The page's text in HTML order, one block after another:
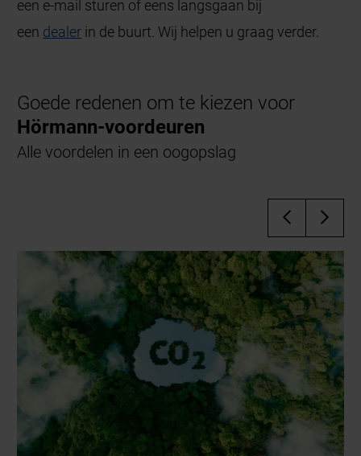
een e-mail sturen of eens langsgaan bij
een dealer in de buurt. Wij helpen u graag verder.
Goede redenen om te kiezen voor
Hörmann-voordeuren
Alle voordelen in een oogopslag